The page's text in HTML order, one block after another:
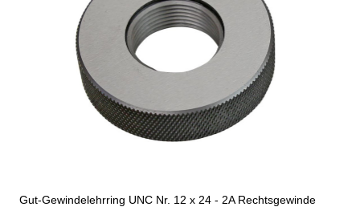
Gut-Gewindelehrring UNC Nr. 12 x 24 - 2A Rechtsgewinde